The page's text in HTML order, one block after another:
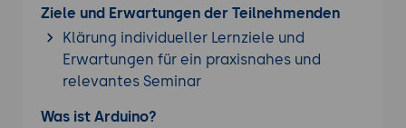
Ziele und Erwartungen der Teilnehmenden
Klärung individueller Lernziele und
Erwartungen für ein praxisnahes und
relevantes Seminar
Was ist Arduino?